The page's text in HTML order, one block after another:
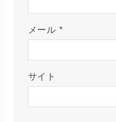
メール *
サイト